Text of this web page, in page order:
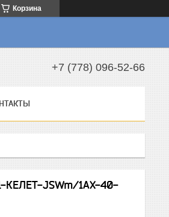
Корзина
+7 (778) 096-52-66
КЕЛЕТ-JSWm/1AX-40-